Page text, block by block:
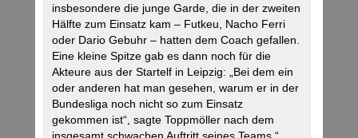
insbesondere die junge Garde, die in der zweiten
Hälfte zum Einsatz kam – Futkeu, Nacho Ferri
oder Dario Gebuhr – hatten dem Coach gefallen.
Eine kleine Spitze gab es dann noch für die
Akteure aus der Startelf in Leipzig: „Bei dem ein
oder anderen hat man gesehen, warum er in der
Bundesliga noch nicht so zum Einsatz
gekommen ist“, sagte Toppmöller nach dem